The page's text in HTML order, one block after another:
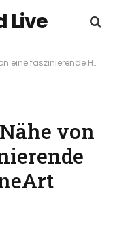
Live
Harry Potter™ DroneArt Show statt
von